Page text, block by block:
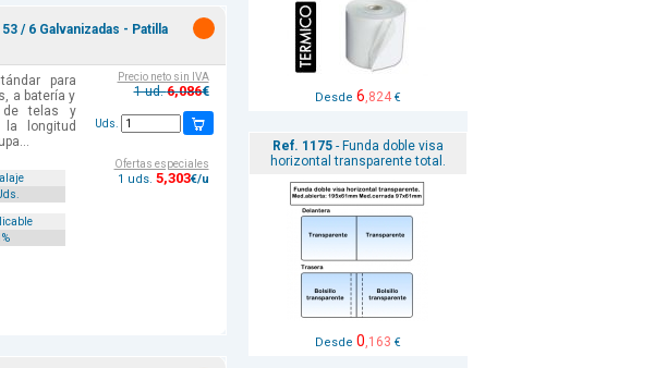
/ 6 Galvanizadas - Patilla
para
a batería y
de telas y
longitud
Precio neto sin IVA
1 ud.6,086€
Uds.
Ofertas especiales
1 uds. 5,303€/u
Desde 6,824€
Ref. 1175- Funda doble visa
horizontal transparente total.
Desde 0,163 €